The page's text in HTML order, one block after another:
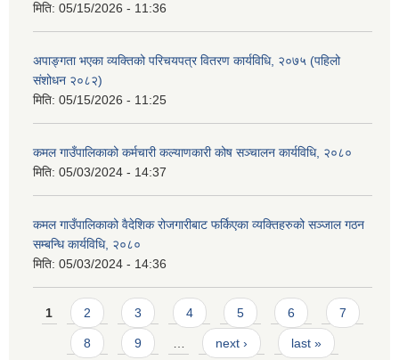
मिति: 05/15/2026 - 11:36
अपाङ्गता भएका व्यक्तिको परिचयपत्र वितरण कार्यविधि, २०७५ (पहिलो
संशोधन २०८२)
मिति: 05/15/2026 - 11:25
कमल गाउँपालिकाको कर्मचारी कल्याणकारी कोष सञ्चालन कार्यविधि, २०८०
मिति: 05/03/2024 - 14:37
कमल गाउँपालिकाको वैदेशिक रोजगारीबाट फर्किएका व्यक्तिहरुको सञ्जाल गठन
सम्बन्धि कार्यविधि, २०८०
मिति: 05/03/2024 - 14:36
Pages
1 2 3 4 5 6 7
8 9 next › last »